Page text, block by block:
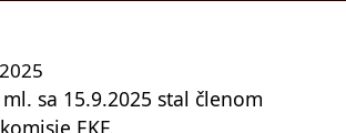
sa 15.9.2025 stal členom
EKF.